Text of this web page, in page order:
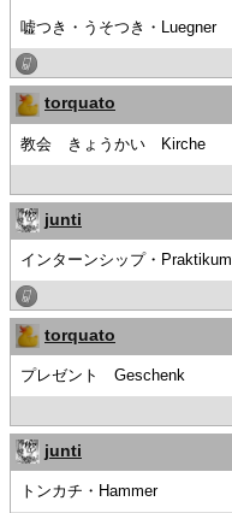
嘘つき・うそつき・Luegner
torquato
教会 きょうかい Kirche
junti
インターンシップ・Praktikum
torquato
プレゼント Geschenk
junti
トンカチ・Hammer